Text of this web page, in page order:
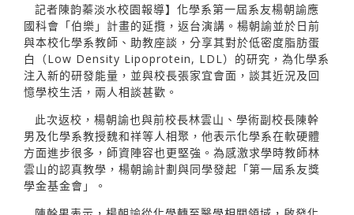
記者陳韵蓁淡水校園報導】化學系第一屆系友楊朝諭應
國科會「伯樂」計畫的延攬，返台演講。楊朝諭並於日前
與本校化學系教師、助教座談，分享其對於低密度脂肪蛋
白（Low Density Lipoprotein, LDL）的研究，為化學系
注入新的研發能量，並與校長張家宜會面，談其近況及回
憶學校生活，兩人相談甚歡。
此次返校，楊朝諭也與前校長林雲山、學術副校長陳幹
男及化學系教授魏和祥等人相聚，他表示化學系在軟硬體
方面進步很多，師資陣容也更堅強。為感激求學時教師林
雲山的認真教學，楊朝諭計劃與同學發起「第一屆系友獎
學金基金會」。